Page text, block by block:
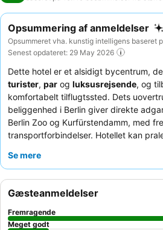
Opsummering af anmeldelser
Opsummeret vha. kunstig intelligens baseret
Senest opdateret: 29 May 2026
Dette hotel er et alsidigt bycentrum,
turister, par og luksusrejsende, og
komfortabelt tilflugtssted. Dets
beliggenhed i Berlin giver direkte
Berlin Zoo og Kurfürstendamm, med
transportforbindelser. Hotellet kan
perfekt til afslapning og aktivitet.
retter. For en helt unik oplevelse, bør
barfor dens imponerende udvalg af
Se mere
Gæsteanmeldelser
Fremragende
Meget godt